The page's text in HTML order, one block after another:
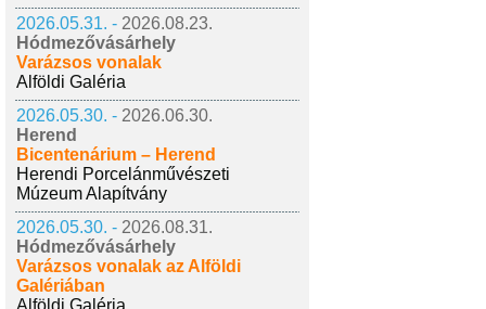
2026.05.31. - 2026.08.23.
Hódmezővásárhely
Varázsos vonalak
Alföldi Galéria
2026.05.30. - 2026.06.30.
Herend
Bicentenárium – Herend
Herendi Porcelánművészeti
Múzeum Alapítvány
2026.05.30. - 2026.08.31.
Hódmezővásárhely
Varázsos vonalak az Alföldi
Galériában
Alföldi Galéria